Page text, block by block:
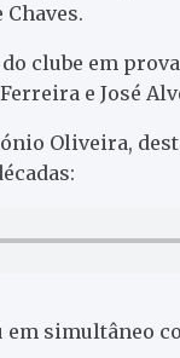
clube em
e José
Oliveira,
em simultâneo